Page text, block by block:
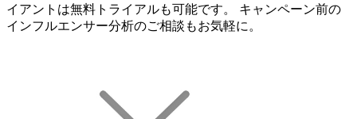
イアントは無料トライアルも可能です。 キャンペーン前の
インフルエンサー分析のご相談もお気軽に。